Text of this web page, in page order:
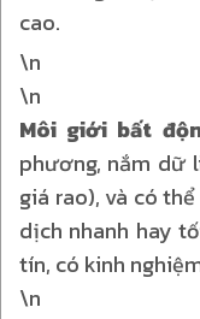
cao.
\n
\n
Môi giới bất
phương, nắm dữ
giá rao), và có
dịch nhanh hay
tín, có kinh
\n